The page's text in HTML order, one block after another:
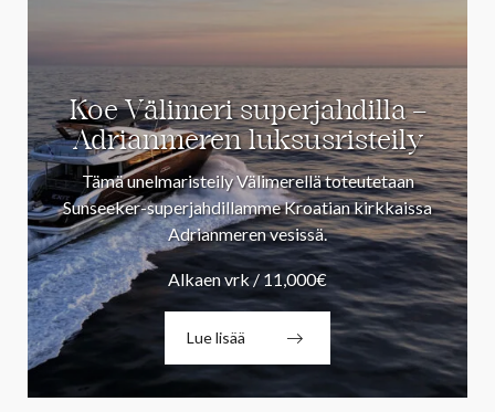
Koe Välimeri superjahdilla –
Adrianmeren luksusristeily
Tämä unelmaristeily Välimerellä toteutetaan
Sunseeker-superjahdillamme Kroatian kirkkaissa
Adrianmeren vesissä.
Alkaen vrk / 11,000€
Lue lisää